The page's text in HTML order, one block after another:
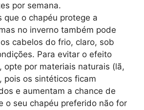
por semana.
que o chapéu protege a
no inverno também pode
cabelos do frio, claro, sob
Para evitar o efeito
opte por materiais naturais (lã,
pois os sintéticos ficam
e aumentam a chance de
o seu chapéu preferido não for